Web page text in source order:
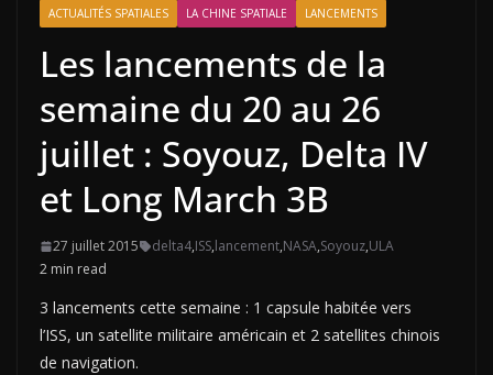
ACTUALITÉS SPATIALES LA CHINE SPATIALE LANCEMENTS
Les lancements de la
semaine du 20 au 26
juillet : Soyouz, Delta IV
et Long March 3B
27 juillet 2015 delta4,ISS,lancement,NASA,Soyouz,ULA
2 min read
3 lancements cette semaine : 1 capsule habitée vers
l’ISS, un satellite militaire américain et 2 satellites chinois
de navigation.